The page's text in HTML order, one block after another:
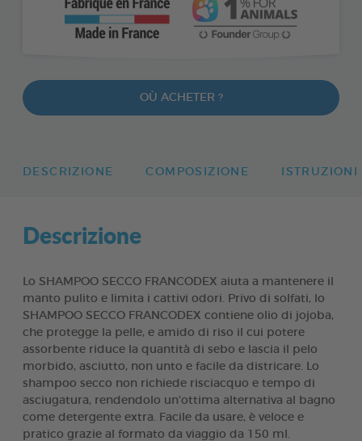
OÙ ACHETER ?
DESCRIZIONE COMPOSIZIONE
Descrizione
Lo SHAMPOO SECCO FRANCODEX aiuta a mantenere il
manto pulito e limita i cattivi odori. Privo di solfati, lo
SHAMPOO SECCO FRANCODEX contiene olio di jojoba,
che protegge la pelle, e amido di riso il cui potere
assorbente riduce la quantità di sebo e lascia il pelo
morbido, asciutto, non unto e facile da districare. Lo
shampoo secco non richiede risciacquo e tempo di
asciugatura, rendendolo un'ottima alternativa al bagno
come detergente extra. Facile da usare, è veloce e
pratico grazie al formato da viaggio da 150 ml.